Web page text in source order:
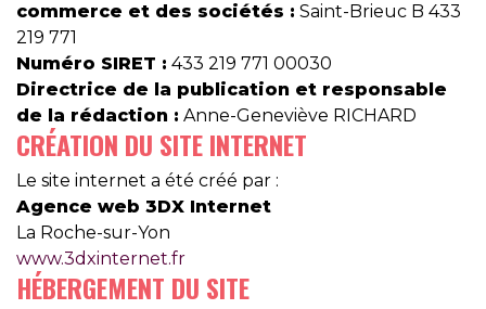
commerce et des sociétés : Saint-Brieuc B 433
219 771
Numéro SIRET : 433 219 771 00030
Directrice de la publication et responsable
de la rédaction : Anne-Geneviève RICHARD
CRÉATION DU SITE INTERNET
Le site internet a été créé par :
Agence web 3DX Internet
La Roche-sur-Yon
www.3dxinternet.fr
HÉBERGEMENT DU SITE